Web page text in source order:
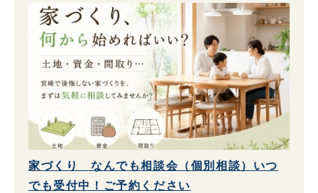
家づくり なんでも相談会（個別相談）いつ
でも受付中！ご予約ください